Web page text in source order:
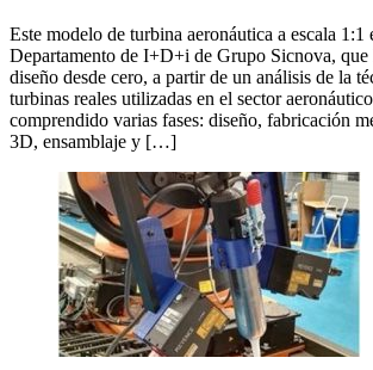
Este modelo de turbina aeronáutica a escala 1:1
Departamento de I+D+i de Grupo Sicnova, que
diseño desde cero, a partir de un análisis de la
turbinas reales utilizadas en el sector
comprendido varias fases: diseño, fabricación
3D, ensamblaje y […]